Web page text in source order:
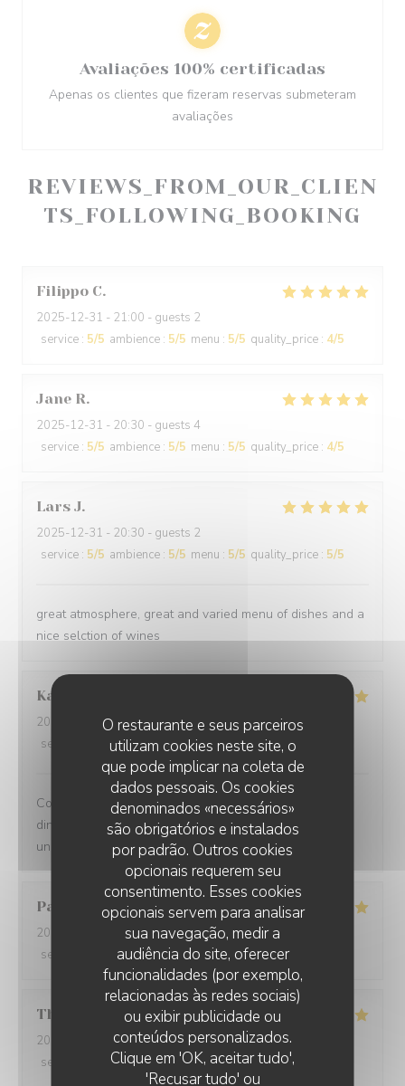
O restaurante e seus parceiros
utilizam cookies neste site, o
que pode implicar na coleta de
dados pessoais. Os cookies
denominados «necessários»
são obrigatórios e instalados
por padrão. Outros cookies
opcionais requerem seu
consentimento. Esses cookies
opcionais servem para analisar
sua navegação, medir a
audiência do site, oferecer
funcionalidades (por exemplo,
relacionadas às redes sociais)
ou exibir publicidade ou
conteúdos personalizados.
Clique em 'OK, aceitar tudo',
'Recusar tudo' ou
REVIEWS_FROM_OUR_CLIEN
TS_FOLLOWING_BOOKING
Filippo C
2025-12-31 - 21:00 - guests 2
service : 5/5 ambience : 5/5 menu : 5/5 quality_price : 4/5
Jane R
2025-12-31 - 20:30 - guests 4
service : 5/5 ambience : 5/5 menu : 5/5 quality_price : 4/5
Lars J
2025-12-31 - 20:30 - guests 2
service : 5/5 ambience : 5/5 menu : 5/5 quality_price : 5/5
great atmosphere, great and varied menu of dishes and a
nice selction of wines
Kamil
2025-12-31 - 21:00 - guests 2
service
ambience :5/5 menu: 5/5 quality_price
Comprehensive restaurant with friendly service. The
dinner was tasty with fresh ingredients and served with
unexpected flavors.
Paolo
2025-12-29
- 20:00 - guests 2
service
ambience: 5/5 menu: 5 /5 quality_price
Thomas
2025-12-31
- 20:00 - guests 2
service
ambience:5 /5 menu:5/5 quality_price
Avaliações 100% certificadas
Apenas os clientes que fizeram reservas submeteram
avaliações